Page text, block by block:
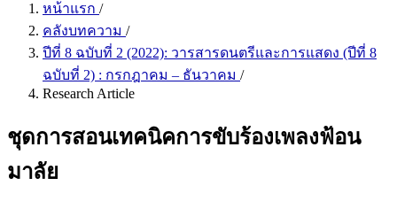
หน้าแรก /
คลังบทความ /
ปีที่ 8 ฉบับที่ 2 (2022): วารสารดนตรีและการแสดง (ปีที่ 8
ฉบับที่ 2) : กรกฎาคม – ธันวาคม /
Research Article
ชุดการสอนเทคนิคการขับร้องเพลงฟ้อน
มาลัย